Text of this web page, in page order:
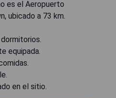
es el Aeropuerto
ubicado a 73 km.
equipada.
en el sitio.